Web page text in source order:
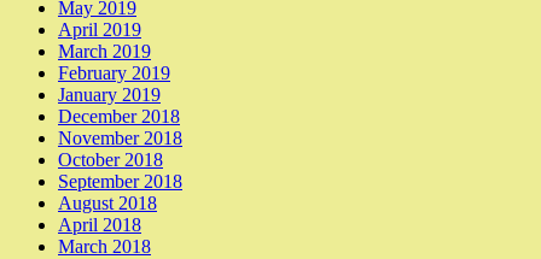
May 2019
April 2019
March 2019
February 2019
January 2019
December 2018
November 2018
October 2018
September 2018
August 2018
April 2018
March 2018